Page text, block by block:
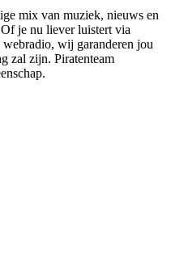
mix van muziek, nieuws en
je nu liever luistert via
wij garanderen jou
zal zijn. Piratenteam